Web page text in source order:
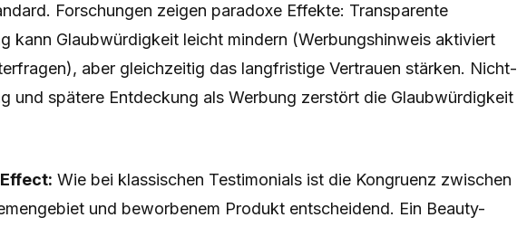
Forschungen zeigen paradoxe Effekte: Transparente
kann Glaubwürdigkeit leicht mindern (Werbungshinweis aktiviert
aber gleichzeitig das langfristige Vertrauen stärken. Nicht-
und spätere Entdeckung als Werbung zerstört die Glaubwürdigkeit
Wie bei klassischen Testimonials ist die Kongruenz zwischen
und beworbenem Produkt entscheidend. Ein Beauty-